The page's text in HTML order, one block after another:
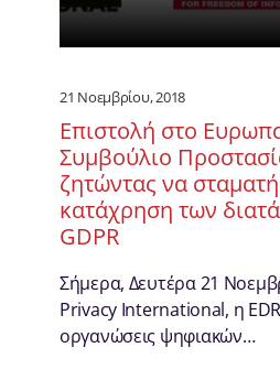
21 Νοεμβρίου, 2018
Επιστολή στο
Συμβούλιο
ζητώντας να
κατάχρηση των
GDPR
Σήμερα, Δευτέρα 21
Privacy International, η
οργανώσεις ψηφιακών…